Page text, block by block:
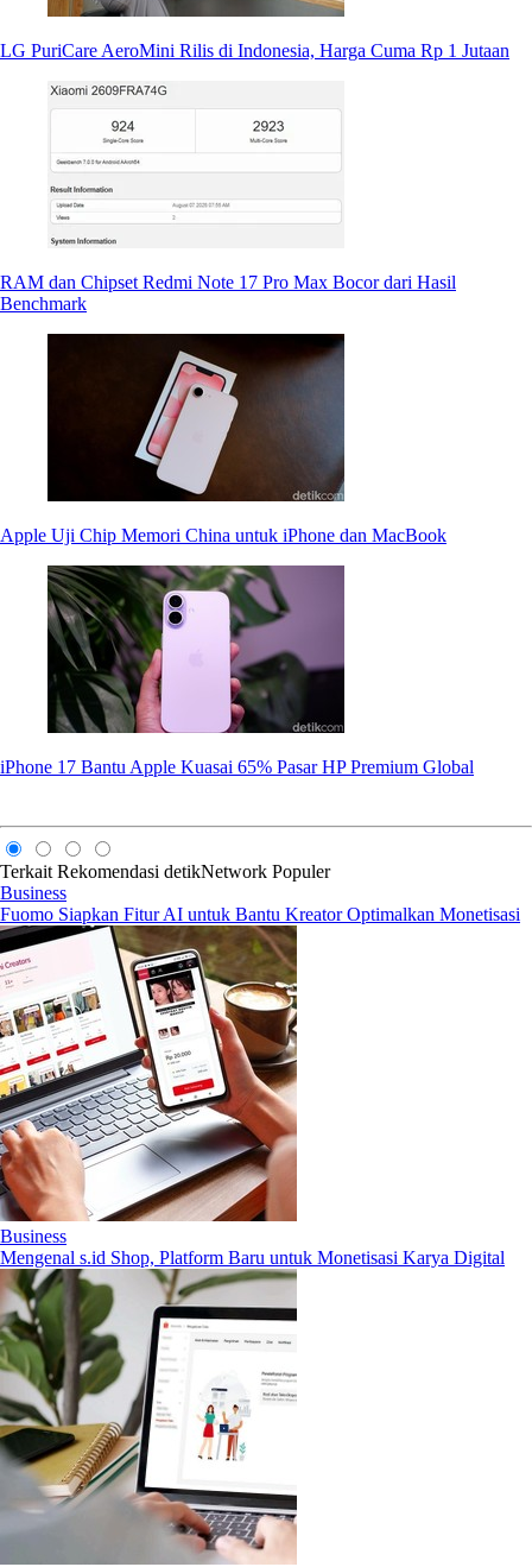
LG PuriCare AeroMini Rilis di Indonesia, Harga Cuma Rp 1 Jutaan
RAM dan Chipset Redmi Note 17 Pro Max Bocor dari Hasil
Benchmark
Apple Uji Chip Memori China untuk iPhone dan MacBook
iPhone 17 Bantu Apple Kuasai 65% Pasar HP Premium Global
Terkait Rekomendasi detikNetwork Populer
Business
Fuomo Siapkan Fitur AI untuk Bantu Kreator Optimalkan Monetisasi
Business
Mengenal s.id Shop, Platform Baru untuk Monetisasi Karya Digital